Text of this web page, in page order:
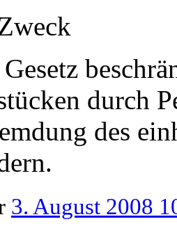
Gesetz
durch
des
3. August 2008